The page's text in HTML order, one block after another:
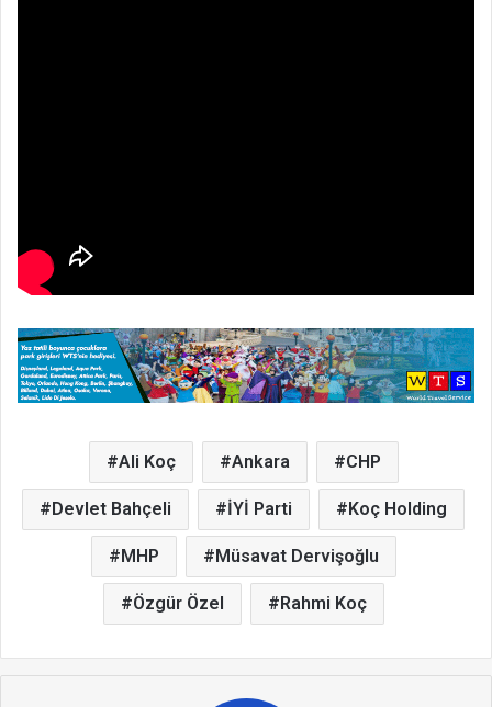
Ali Koç Ankara CHP
Devlet Bahçeli İYİ Parti Koç Holding
MHP Müsavat Dervişoğlu
Özgür Özel Rahmi Koç